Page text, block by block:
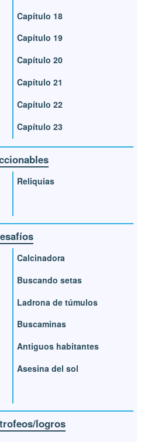
Capítulo 18
Capítulo 19
Capítulo 20
Capítulo 21
Capítulo 22
Capítulo 23
Reliquias
Calcinadora
Buscando setas
Ladrona de túmulos
Buscaminas
Antiguos habitantes
Asesina del sol
logros